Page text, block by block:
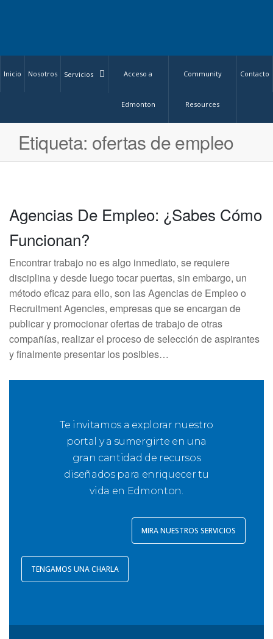
Inicio Nosotros Servicios Acceso a
Edmonton
Community
Resources
Contacto
Etiqueta: ofertas de empleo
Agencias De Empleo: ¿Sabes Cómo
Funcionan?
Encontrar trabajo no es algo inmediato, se requiere
disciplina y desde luego tocar puertas, sin embargo, un
método eficaz para ello, son las Agencias de Empleo o
Recruitment Agencies, empresas que se encargan de
publicar y promocionar ofertas de trabajo de otras
compañías, realizar el proceso de selección de aspirantes
y finalmente presentar los posibles…
Te invitamos a explorar nuestro
portal y a sumergirte en una
gran cantidad de recursos
diseñados para enriquecer tu
vida en Edmonton.
MIRA NUESTROS SERVICIOS
TENGAMOS UNA CHARLA